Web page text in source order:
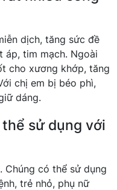
dịch, tăng sức đề
áp, tim mạch. Ngoài
cho xương khớp, tăng
chị em bị béo phì,
dáng.
sử dụng với
Chúng có thể sử dụng
trẻ nhỏ, phụ nữ